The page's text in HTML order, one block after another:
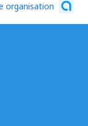
organisation